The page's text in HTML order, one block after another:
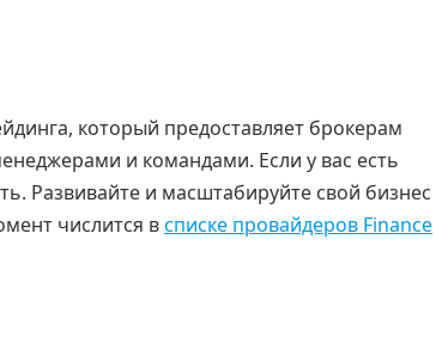
который предоставляет брокерам
и командами. Если у вас есть
Развивайте и масштабируйте свой бизнес
числится всписке провайдеров Finance